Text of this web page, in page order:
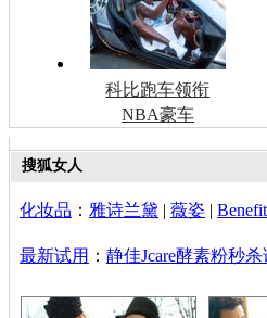
科比跑车领衔
NBA豪车
搜狐女人
化妆品 ： 雅诗兰黛 | 薇姿 | Benefit
最新试用 ： 静佳Jcare酵素粉秒杀